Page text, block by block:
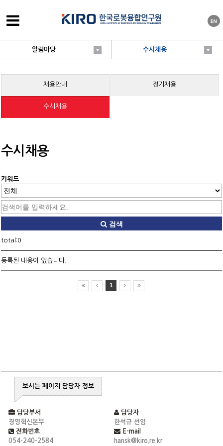
알림마당 수시채용
채용안내 정기채용
수시채용
수시채용
키워드
검색
total:0
등록된 내용이 없습니다.
1
보시는 페이지 담당자 정보
담당부서
경영혁신본부
담당자
한석규 선임
전화번호
054-240-2584
E-mail
hansk@kiro.re.kr